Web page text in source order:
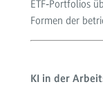
ETF‑Portfolios
Formen der
KI in der